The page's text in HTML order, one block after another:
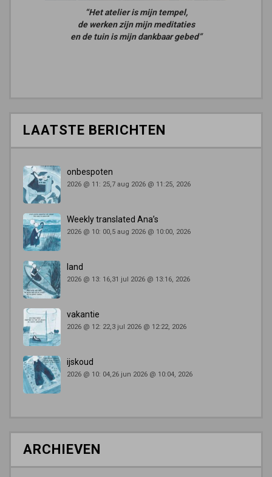
“Het atelier is mijn tempel,
de werken zijn mijn meditaties
en de tuin is mijn dankbaar gebed”
LAATSTE BERICHTEN
onbespoten
2026 @ 11: 25,7 aug 2026 @ 11:25, 2026
Weekly translated Ana’s
2026 @ 10: 00,5 aug 2026 @ 10:00, 2026
land
2026 @ 13: 16,31 jul 2026 @ 13:16, 2026
vakantie
2026 @ 12: 22,3 jul 2026 @ 12:22, 2026
ijskoud
2026 @ 10: 04,26 jun 2026 @ 10:04, 2026
ARCHIEVEN